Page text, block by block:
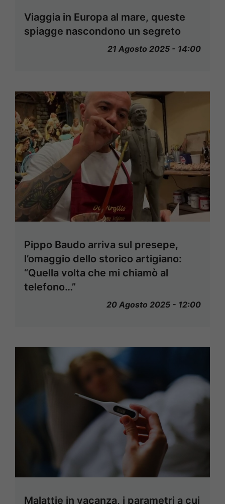
Viaggia in Europa al mare, queste
spiagge nascondono un segreto
21 Agosto 2025 - 14:00
Pippo Baudo arriva sul presepe,
l’omaggio dello storico artigiano:
“Quella volta che mi chiamò al
telefono…”
20 Agosto 2025 - 12:00
Malattie in vacanza, i parametri a cui